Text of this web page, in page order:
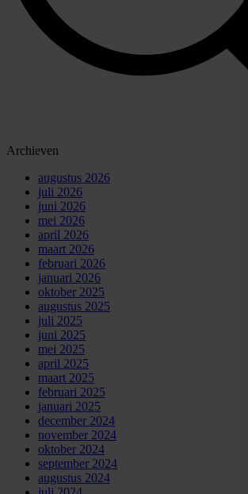
Archieven
augustus 2026
juli 2026
juni 2026
mei 2026
april 2026
maart 2026
februari 2026
januari 2026
oktober 2025
augustus 2025
juli 2025
juni 2025
mei 2025
april 2025
maart 2025
februari 2025
januari 2025
december 2024
november 2024
oktober 2024
september 2024
augustus 2024